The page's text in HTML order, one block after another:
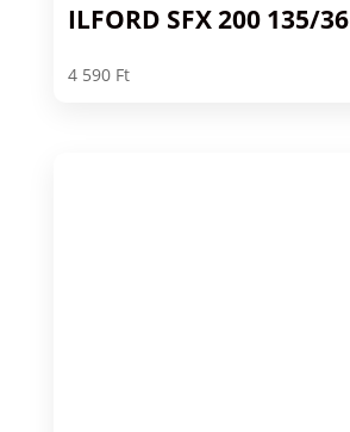
ILFORD SFX 200 135/36
4 590 Ft